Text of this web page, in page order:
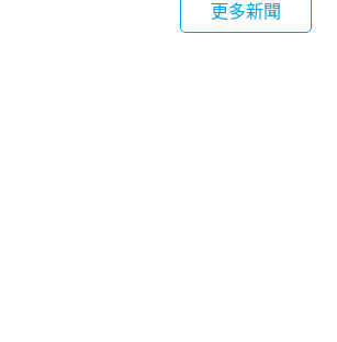
更多新聞